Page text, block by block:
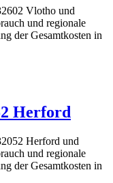
Vlotho und
und regionale
der Gesamtkosten in
Herford
Herford und
und regionale
der Gesamtkosten in